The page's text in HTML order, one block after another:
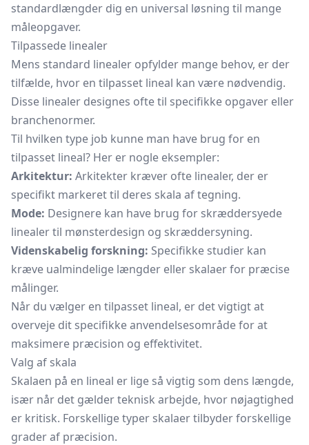
standardlængder dig en universal løsning til mange
måleopgaver.
Tilpassede linealer
Mens standard linealer opfylder mange behov, er der
tilfælde, hvor en tilpasset lineal kan være nødvendig.
Disse linealer designes ofte til specifikke opgaver eller
branchenormer.
Til hvilken type job kunne man have brug for en
tilpasset lineal? Her er nogle eksempler:
Arkitektur: Arkitekter kræver ofte linealer, der er
specifikt markeret til deres skala af tegning.
Mode: Designere kan have brug for skræddersyede
linealer til mønsterdesign og skræddersyning.
Videnskabelig forskning: Specifikke studier kan
kræve ualmindelige længder eller skalaer for præcise
målinger.
Når du vælger en tilpasset lineal, er det vigtigt at
overveje dit specifikke anvendelsesområde for at
maksimere præcision og effektivitet.
Valg af skala
Skalaen på en lineal er lige så vigtig som dens længde,
især når det gælder teknisk arbejde, hvor nøjagtighed
er kritisk. Forskellige typer skalaer tilbyder forskellige
grader af præcision.